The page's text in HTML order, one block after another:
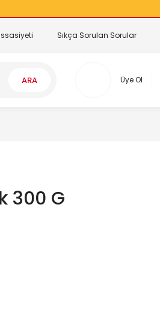
Sıkça Sorulan Sorular
ARA Üye Ol
300 G